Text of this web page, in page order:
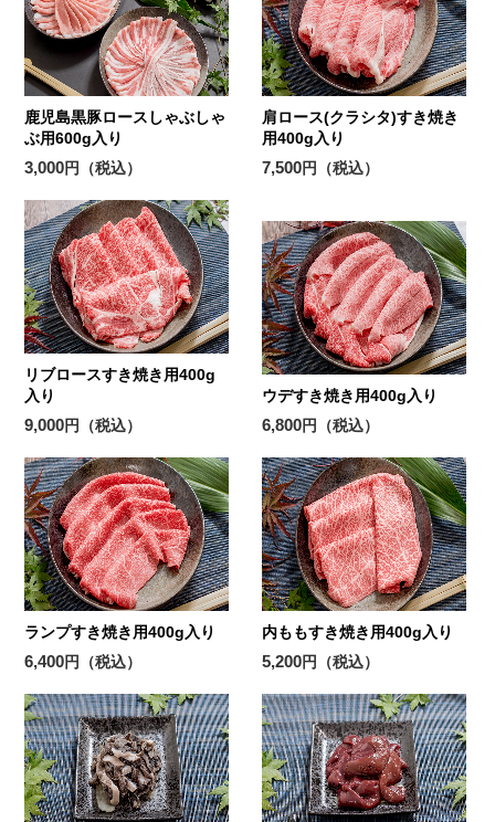
鹿児島黒豚ロースしゃぶしゃ
ぶ用600g入り
3,000円（税込）
肩ロース(クラシタ)すき焼き
用400g入り
7,500円（税込）
リブロースすき焼き用400g
入り
9,000円（税込）
ウデすき焼き用400g入り
6,800円（税込）
ランプすき焼き用400g入り
6,400円（税込）
内ももすき焼き用400g入り
5,200円（税込）